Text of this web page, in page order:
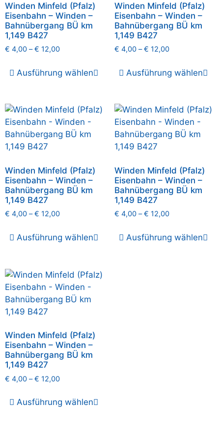
Winden Minfeld (Pfalz)
Eisenbahn – Winden –
Bahnübergang BÜ km
1,149 B427
€ 4,00 –€ 12,00
Ausführung wählen
Winden Minfeld (Pfalz)
Eisenbahn – Winden –
Bahnübergang BÜ km
1,149 B427
€ 4,00–€ 12,00
Ausführung wählen
Winden Minfeld (Pfalz)
Eisenbahn – Winden –
Bahnübergang BÜ km
1,149 B427
€ 4,00 –€ 12,00
Ausführung wählen
Winden Minfeld (Pfalz)
Eisenbahn – Winden –
Bahnübergang BÜ km
1,149 B427
€ 4,00–€ 12,00
Ausführung wählen
Winden Minfeld (Pfalz)
Eisenbahn – Winden –
Bahnübergang BÜ km
1,149 B427
€ 4,00 –€ 12,00
Ausführung wählen